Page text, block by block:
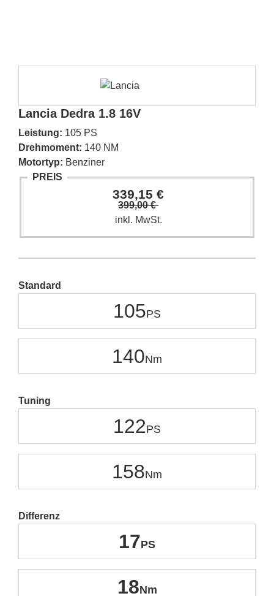
Lancia Dedra 1.8 16V
Leistung: 105 PS
Drehmoment: 140 NM
Motortyp: Benziner
PREIS
339,15 €
399,00 €
inkl. MwSt.
Standard
105
140
Tuning
122
158
Differenz
17
18